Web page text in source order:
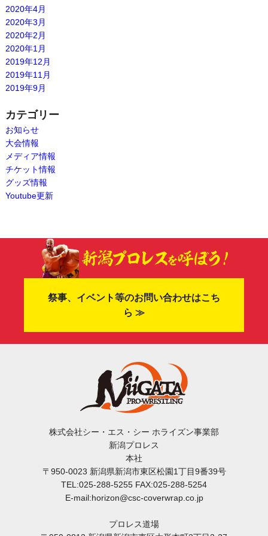
2020年4月
2020年3月
2020年2月
2020年1月
2019年12月
2019年11月
2019年9月
カテゴリー
お知らせ
大会情報
メディア情報
チケット情報
グッズ情報
Youtube更新
祭事、イベント等のお問い合わせはこち
ら ≫
株式会社シー・エス・シー ホライズン事業部
新潟プロレス
本社
〒950-0023 新潟県新潟市東区松園1丁目9番39号
TEL:025-288-5255 FAX:025-288-5254
E-mail:horizon@csc-coverwrap.co.jp
プロレス道場